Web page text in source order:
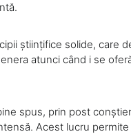
științifice solide, care
atunci când i se
spus, prin post
Acest lucru